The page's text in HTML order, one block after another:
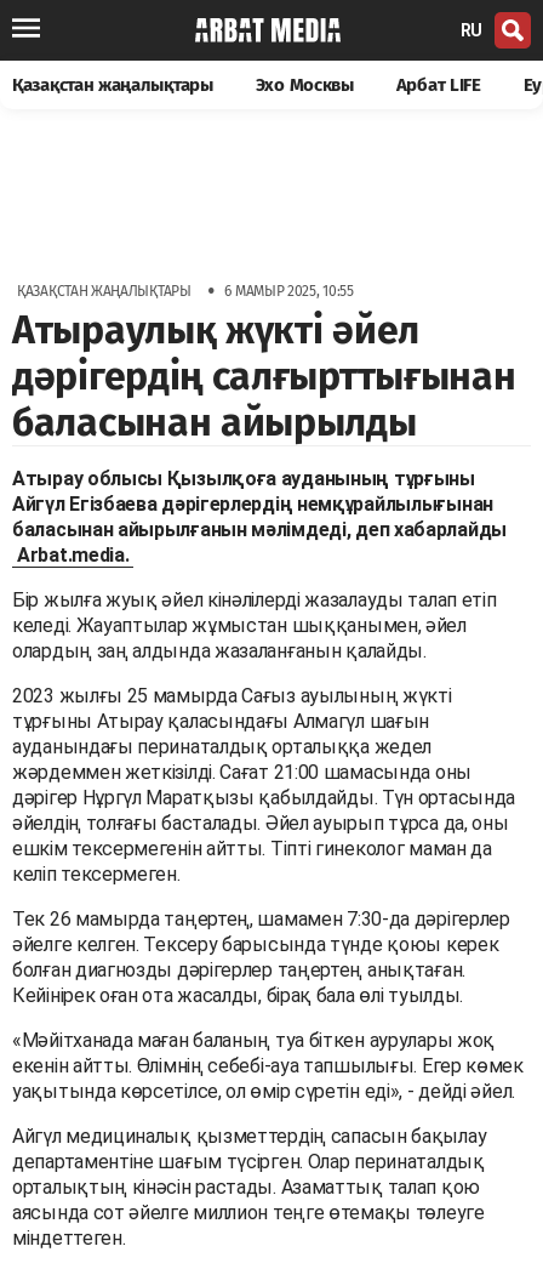
RU
Қазақстан жаңалықтары Эхо Москвы Арбат LIFE
ҚАЗАҚСТАН ЖАҢАЛЫҚТАРЫ • 6 МАМЫР 2025, 10:55
Атыраулық жүкті әйел
дәрігердің салғырттығынан
баласынан айырылды
Атырау облысы Қызылқоға ауданының тұрғыны
Айгүл Егізбаева дәрігерлердің немқұрайлылығынан
баласынан айырылғанын мәлімдеді, деп хабарлайды
Arbat.media.
Бір жылға жуық әйел кінәлілерді жазалауды талап етіп
келеді. Жауаптылар жұмыстан шыққанымен, әйел
олардың заң алдында жазаланғанын қалайды.
2023 жылғы 25 мамырда Сағыз ауылының жүкті
тұрғыны Атырау қаласындағы Алмагүл шағын
ауданындағы перинаталдық орталыққа жедел
жәрдеммен жеткізілді. Сағат 21:00 шамасында оны
дәрігер Нұргүл Маратқызы қабылдайды. Түн ортасында
әйелдің толғағы басталады. Әйел ауырып тұрса да, оны
ешкім тексермегенін айтты. Тіпті гинеколог маман да
келіп тексермеген.
Тек 26 мамырда таңертең, шамамен 7:30-да дәрігерлер
әйелге келген. Тексеру барысында түнде қоюы керек
болған диагнозды дәрігерлер таңертең анықтаған.
Кейінірек оған ота жасалды, бірақ бала өлі туылды.
«Мәйітханада маған баланың туа біткен аурулары жоқ
екенін айтты. Өлімнің себебі-ауа тапшылығы. Егер көмек
уақытында көрсетілсе, ол өмір сүретін еді», - дейді әйел.
Айгүл медициналық қызметтердің сапасын бақылау
департаментіне шағым түсірген. Олар перинаталдық
орталықтың кінәсін растады. Азаматтық талап қою
аясында сот әйелге миллион теңге өтемақы төлеуге
міндеттеген.